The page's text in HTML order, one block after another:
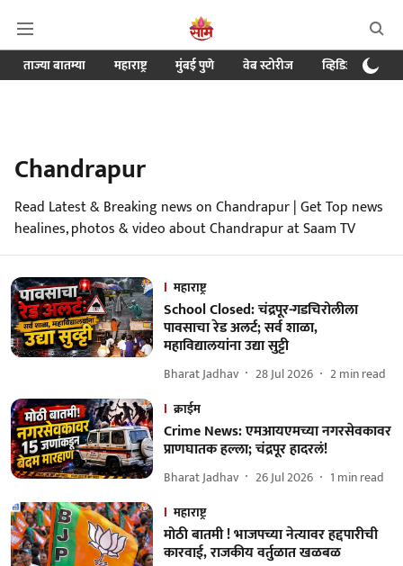
ताज्या बातम्या महाराष्ट्र मुंबई पुणे वेब स्टोरीज व्हिडिओ
Chandrapur
Read Latest & Breaking news on Chandrapur | Get Top news
healines, photos & video about Chandrapur at Saam TV
महाराष्ट्र
School Closed: चंद्रपूर-गडचिरोलीला
पावसाचा रेड अलर्ट; सर्व शाळा,
महाविद्यालयांना उद्या सुट्टी
Bharat Jadhav 28 Jul 2026 2min read
क्राईम
Crime News: एमआयएमच्या नगरसेवकावर
प्राणघातक हल्ला; चंद्रपूर हादरलं!
Bharat Jadhav 26 Jul 2026 1 min read
महाराष्ट्र
मोठी बातमी ! भाजपच्या नेत्यावर हद्दपारीची
कारवाई, राजकीय वर्तुळात खळबळ